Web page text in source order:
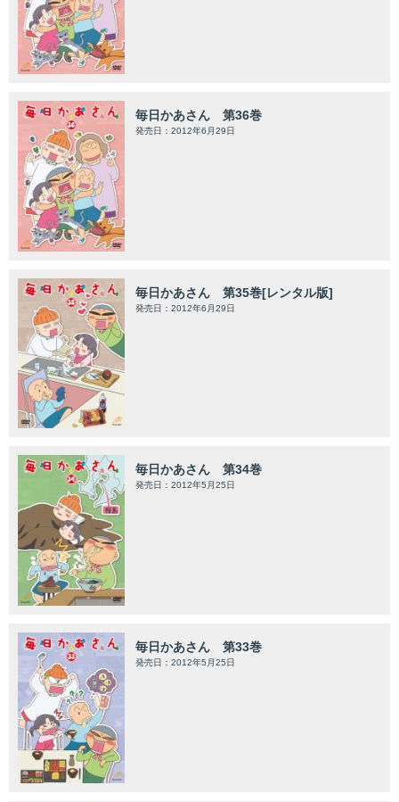
毎日かあさん 第36巻
発売日：2012年6月29日
毎日かあさん 第35巻[レンタル版]
発売日：2012年6月29日
毎日かあさん 第34巻
発売日：2012年5月25日
毎日かあさん 第33巻
発売日：2012年5月25日